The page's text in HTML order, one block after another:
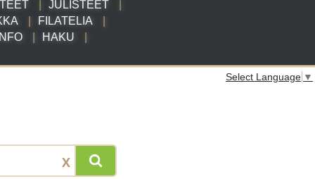
JULISTEET
FILATELIA
INFO
HAKU
Select Language ▼
X